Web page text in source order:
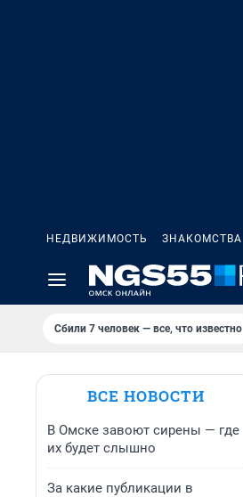
НЕДВИЖИМОСТЬ ЗНАКОМСТВА
Сбили 7 человек — все, что известно
ВСЕ НОВОСТИ
В Омске завоют сирены — где
их будет слышно
За какие публикации в